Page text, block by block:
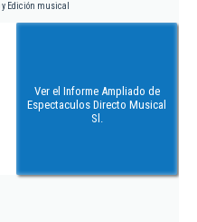
Edición musical
Ver el Informe Ampliado de
Espectaculos Directo Musical
Sl.